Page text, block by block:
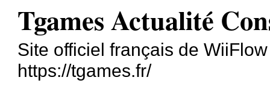
Tgames Actualité
Site officiel français de
https://tgames.fr/